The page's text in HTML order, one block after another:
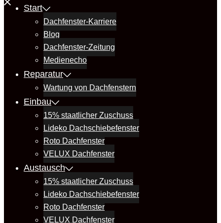
Start
Dachfenster-Karriere
Blog
Dachfenster-Zeitung
Medienecho
Reparatur
Wartung von Dachfenstern
Einbau
15% staatlicher Zuschuss
Lideko Dachschiebefenster
Roto Dachfenster
VELUX Dachfenster
Austausch
15% staatlicher Zuschuss
Lideko Dachschiebefenster
Roto Dachfenster
VELUX Dachfenster